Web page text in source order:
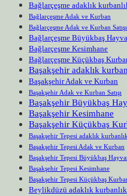
Bağlarçeşme adaklık
Bağlarçeşme Adak ve Kurban
Bağlarçeşme Adak ve Kurban Satışı
Bağlarçeşme Büyükbaş
Bağlarçeşme Kesimhane
Bağlarçeşme Küçükbaş
Başakşehir adaklık
Başakşehir Adak ve Kurban
Başakşehir Adak ve Kurban Satışı
Başakşehir Büyükbaş
Başakşehir Kesimhane
Başakşehir Küçükbaş
Başakşehir Tepesi adaklık kurbanlık
Başakşehir Tepesi Adak ve Kurban
Başakşehir Tepesi Büyükbaş
Başakşehir Tepesi Kesimhane
Başakşehir Tepesi Küçükbaş
Beylikdüzü adaklık kurbanlık